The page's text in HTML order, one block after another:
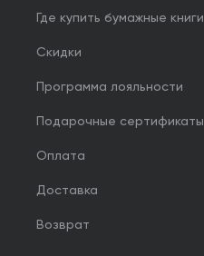
Где купить бумажные книги
Скидки
Программа лояльности
Подарочные сертификаты
Оплата
Доставка
Возврат